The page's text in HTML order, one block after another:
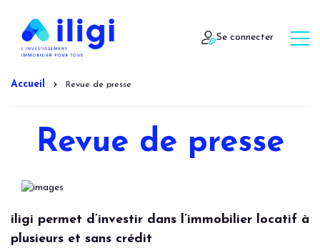
Se connecter
Accueil Revue de presse
Revue de presse
iligi permet d’investir dans l’immobilier locatif à
plusieurs et sans crédit